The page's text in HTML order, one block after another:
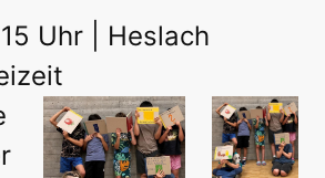
Uhr | Heslach